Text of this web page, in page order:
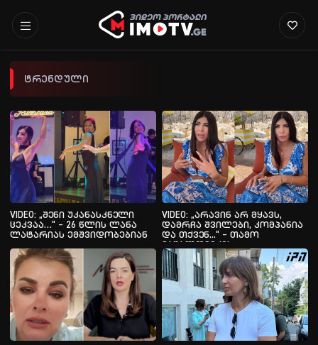
ტრენდული
VIDEO: „შენი უკანასკნელი
ცეკვაა…“ – 26 წლის ლანა
ლატარიას ემშვიდობებიან
VIDEO: „არავინ არ მყავს,
დამრჩა შვილები, კომპანია
და თქვენ...“ – თამო
ვაშალომიძის
ვიდეომიმართვა